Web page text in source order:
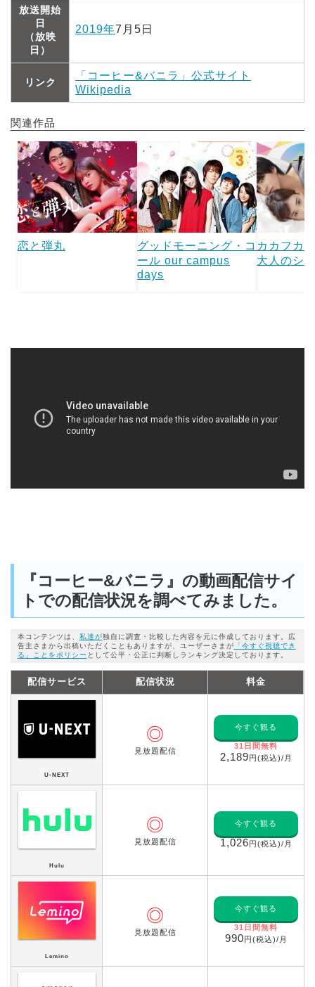
放送開始
日
（放映
日）
2019年7月5日
リンク
「コーヒー&バニラ」公式サイト
Wikipedia
関連作品
恋と弾丸
グッドモーニング・コ
ール our campus
days
カカフカ
大人のシ
『コーヒー&バニラ』の動画配信サイ
トでの配信状況を調べてみました。
本コンテンツは、 私達が独自に調査・比較した内容を元に作成しております。広
告主さまから出稿いただくこともありますが、ユーザーさまが 「今すぐ視聴でき
る」ことをポリシー として公平・公正に判断しランキング決定しております。
配信サービス 配信状況 料金
U-NEXT
◎
見放題配信
今すぐ観る
31日間無料
2,189円(税込)/月
Hulu
◎
見放題配信
今すぐ観る
1,026円(税込)/月
Lemino
◎
見放題配信
今すぐ観る
31日間無料
990円(税込)/月